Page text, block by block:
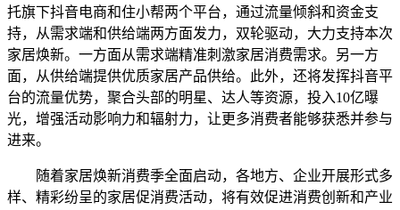
托旗下抖音电商和住小帮两个平台，通过流量倾斜和资金支
持，从需求端和供给端两方面发力，双轮驱动，大力支持本次
家居焕新。一方面从需求端精准刺激家居消费需求。另一方
面，从供给端提供优质家居产品供给。此外，还将发挥抖音平
台的流量优势，聚合头部的明星、达人等资源，投入10亿曝
光，增强活动影响力和辐射力，让更多消费者能够获悉并参与
进来。
随着家居焕新消费季全面启动，各地方、企业开展形式多
样、精彩纷呈的家居促消费活动，将有效促进消费创新和产业